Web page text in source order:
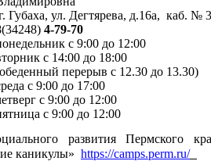
Губаха, ул. Дегтярева, д.16а, каб. №
4-79-70
с 9:00 до 12:00
с 14:00 до 18:00
перерыв с 12.30 до 13.30)
с 9:00 до 17:00
с 9:00 до 12:00
с 9:00 до 12:00
развития Пермского
каникулы» https://camps.perm.ru/